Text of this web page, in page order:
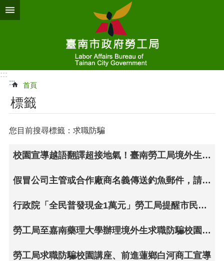
跳到主要內容區塊
:::
:::
首頁
標籤
您目前搜尋標籤：求職防騙
校園宣導越語翻譯超接地氣！臺南勞工局境外生求職防騙講座獲迴響熱烈
假冒公司主管或合作廠商名義傳送釣魚郵件，請本市勞工朋友多加注意，以免受騙遭詐。
行政院「全民普發現金1萬元」勞工局提醒市民朋友登記及發放，需小心求證，以防詐騙受害!
勞工局至嘉南藥理大學辦理境外生求職防騙校園講座
勞工局求職防騙校園講座、前進蓮鄉白河商工宣導